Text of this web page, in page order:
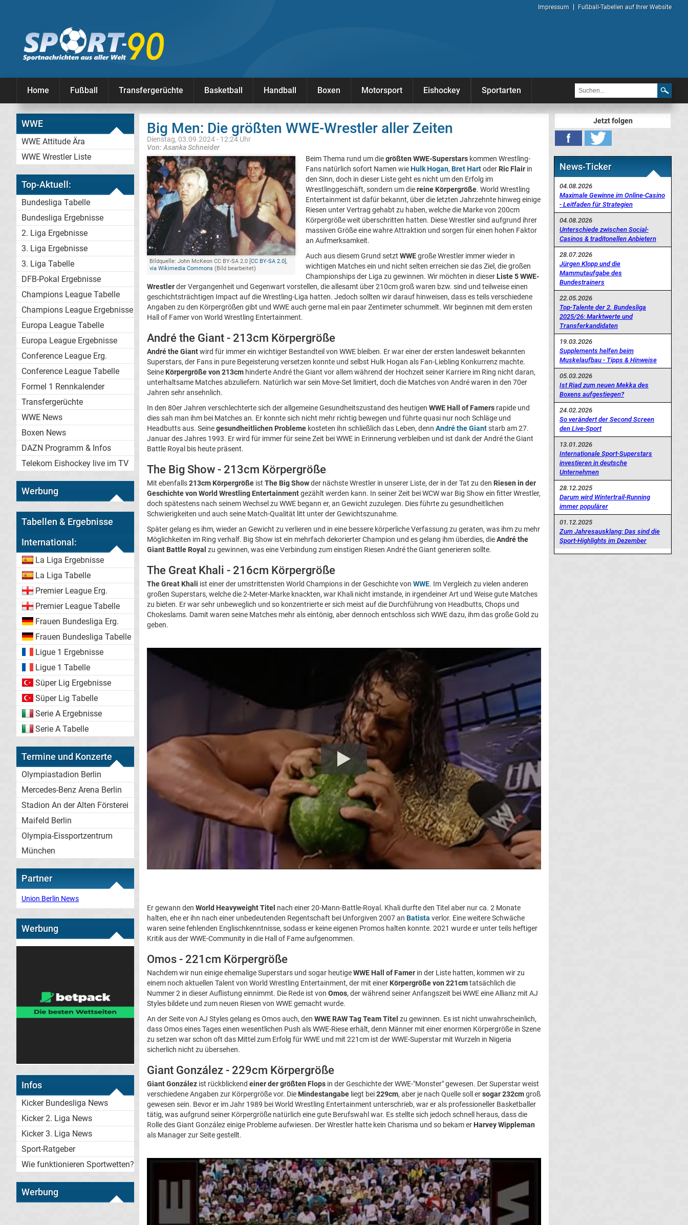
Impressum Fußball-Tabellen auf Ihrer Website
Home Fußball Transfergerüchte Basketball Handball Boxen Motorsport Eishockey Sportarten
WWE
WWE Attitude Ära
WWE Wrestler Liste
Top-Aktuell:
Bundesliga Tabelle
Bundesliga Ergebnisse
2. Liga Ergebnisse
3. Liga Ergebnisse
3. Liga Tabelle
DFB-Pokal Ergebnisse
Champions League Tabelle
Champions League Ergebnisse
Europa League Tabelle
Europa League Ergebnisse
Conference League Erg.
Conference League Tabelle
Formel 1 Rennkalender
Transfergerüchte
WWE News
Boxen News
DAZN Programm & Infos
Telekom Eishockey live im TV
Werbung
Tabellen & Ergebnisse
International:
La Liga Ergebnisse
La Liga Tabelle
Premier League Erg.
Premier League Tabelle
Frauen Bundesliga Erg.
Frauen Bundesliga Tabelle
Ligue 1 Ergebnisse
Ligue 1 Tabelle
Süper Lig Ergebnisse
Süper Lig Tabelle
Serie A Ergebnisse
Serie A Tabelle
Termine und Konzerte
Olympiastadion Berlin
Mercedes-Benz Arena Berlin
Stadion An der Alten Försterei
Maifeld Berlin
Olympia-Eissportzentrum
München
Partner
Union Berlin News
Werbung
Infos
Kicker Bundesliga News
Kicker 2. Liga News
Kicker 3. Liga News
Sport-Ratgeber
Wie funktionieren Sportwetten?
Werbung
Big Men: Die größten WWE-Wrestler aller Zeiten
Dienstag, 03.09.2024 - 12:24 Uhr
Von: Asanka Schneider
Bildquelle: John McKeon CC BY-SA 2.0 [CC BY-SA 2.0],
via Wikimedia Commons (Bild bearbeitet)
Beim Thema rund um diegrößten WWE-Superstars kommen Wrestling-
Fans natürlich sofort Namen wieHulk Hogan, Bret Hartoder Ric Flair in
den Sinn, doch in dieser Liste geht es nicht um den Erfolg im
Wrestlinggeschäft, sondern um diereine Körpergröße. World Wrestling
Entertainment ist dafür bekannt, über die letzten Jahrzehnte hinweg einige
Riesen unter Vertrag gehabt zu haben, welche die Marke von 200cm
Körpergröße weit überschritten hatten. Diese Wrestler sind aufgrund ihrer
massiven Größe eine wahre Attraktion und sorgen für einen hohen Faktor
an Aufmerksamkeit.
Auch aus diesem Grund setzt WWEgroße Wrestler immer wieder in
wichtigen Matches ein und nicht selten erreichen sie das Ziel, die großen
Championships der Liga zu gewinnen. Wir möchten in dieser Liste 5 WWE-
Wrestlerder Vergangenheit und Gegenwart vorstellen, die allesamt über 210cm groß waren bzw. sind und teilweise einen
geschichtsträchtigen Impact auf die Wrestling-Liga hatten. Jedoch sollten wir darauf hinweisen, dass es teils verschiedene
Angaben zu den Körpergrößen gibt und WWE auch gerne mal ein paar Zentimeter schummelt. Wir beginnen mit dem ersten
Hall of Famer von World Wrestling Entertainment.
André the Giant - 213cm Körpergröße
André the Giantwird für immer ein wichtiger Bestandteil von WWE bleiben. Er war einer der ersten landesweit bekannten
Superstars, der Fans in pure Begeisterung versetzen konnte und selbst Hulk Hogan als Fan-Liebling Konkurrenz machte.
Seine Körpergröße von 213cm hinderte André the Giant vor allem während der Hochzeit seiner Karriere im Ring nicht daran,
unterhaltsame Matches abzuliefern. Natürlich war sein Move-Set limitiert, doch die Matches von André waren in den 70er
Jahren sehr ansehnlich.
In den 80er Jahren verschlechterte sich der allgemeine Gesundheitszustand des heutigen WWE Hall of Famers rapide und
dies sah man ihm bei Matches an. Er konnte sich nicht mehr richtig bewegen und führte quasi nur noch Schläge und
Headbutts aus. Seinegesundheitlichen Probleme kosteten ihn schließlich das Leben, denn André the Giantstarb am 27.
Januar des Jahres 1993. Er wird für immer für seine Zeit bei WWE in Erinnerung verbleiben und ist dank der André the Giant
Battle Royal bis heute präsent.
The Big Show - 213cm Körpergröße
Mit ebenfalls213cm Körpergröße ist The Big Showder nächste Wrestler in unserer Liste, der in der Tat zu den Riesen in der
Geschichte von World Wrestling Entertainmentgezählt werden kann. In seiner Zeit bei WCW war Big Show ein fitter Wrestler,
doch spätestens nach seinem Wechsel zu WWE begann er, an Gewicht zuzulegen. Dies führte zu gesundheitlichen
Schwierigkeiten und auch seine Match-Qualität litt unter der Gewichtszunahme.
Später gelang es ihm, wieder an Gewicht zu verlieren und in eine bessere körperliche Verfassung zu geraten, was ihm zu mehr
Möglichkeiten im Ring verhalf. Big Show ist ein mehrfach dekorierter Champion und es gelang ihm überdies, dieAndré the
Giant Battle Royal zu gewinnen, was eine Verbindung zum einstigen Riesen André the Giant generieren sollte.
The Great Khali - 216cm Körpergröße
The Great Khali ist einer der umstrittensten World Champions in der Geschichte von WWE. Im Vergleich zu vielen anderen
großen Superstars, welche die 2-Meter-Marke knackten, war Khali nicht imstande, in irgendeiner Art und Weise gute Matches
zu bieten. Er war sehr unbeweglich und so konzentrierte er sich meist auf die Durchführung von Headbutts, Chops und
Chokeslams. Damit waren seine Matches mehr als eintönig, aber dennoch entschloss sich WWE dazu, ihm das große Gold zu
geben.
Er gewann den World Heavyweight Titel nach einer 20-Mann-Battle-Royal. Khali durfte den Titel aber nur ca. 2 Monate
halten, ehe er ihn nach einer unbedeutenden Regentschaft bei Unforgiven 2007 an Batista verlor. Eine weitere Schwäche
waren seine fehlenden Englischkenntnisse, sodass er keine eigenen Promos halten konnte. 2021 wurde er unter teils heftiger
Kritik aus der WWE-Community in die Hall of Fame aufgenommen.
Omos - 221cm Körpergröße
Nachdem wir nun einige ehemalige Superstars und sogar heutigeWWE Hall of Famer in der Liste hatten, kommen wir zu
einem noch aktuellen Talent von World Wrestling Entertainment, der mit einer Körpergröße von 221cmtatsächlich die
Nummer 2 in dieser Auflistung einnimmt. Die Rede ist von Omos, der während seiner Anfangszeit bei WWE eine Allianz mit AJ
Styles bildete und zum neuen Riesen von WWE gemacht wurde.
An der Seite von AJ Styles gelang es Omos auch, den WWE RAW Tag Team Titel zu gewinnen. Es ist nicht unwahrscheinlich,
dass Omos eines Tages einen wesentlichen Push als WWE-Riese erhält, denn Männer mit einer enormen Körpergröße in Szene
zu setzen war schon oft das Mittel zum Erfolg für WWE und mit 221cm ist der WWE-Superstar mit Wurzeln in Nigeria
sicherlich nicht zu übersehen.
Giant González - 229cm Körpergröße
Giant González ist rückblickend einer der größten Flops in der Geschichte der WWE-"Monster" gewesen. Der Superstar weist
verschiedene Angaben zur Körpergröße vor. Die Mindestangabe liegt bei229cm, aber je nach Quelle soll ersogar 232cmgroß
gewesen sein. Bevor er im Jahr 1989 bei World Wrestling Entertainment unterschrieb, war er als professioneller Basketballer
tätig, was aufgrund seiner Körpergröße natürlich eine gute Berufswahl war. Es stellte sich jedoch schnell heraus, dass die
Rolle des Giant González einige Probleme aufwiesen. Der Wrestler hatte kein Charisma und so bekam er Harvey Wippleman
als Manager zur Seite gestellt.
Jetzt folgen
News-Ticker
04.08.2026
Maximale Gewinne im Online-Casino
- Leitfaden für Strategien
04.08.2026
Unterschiede zwischen Social-
Casinos & traditonellen Anbietern
28.07.2026
Jürgen Klopp und die
Mammutaufgabe des
Bundestrainers
22.05.2026
Top-Talente der 2. Bundesliga
2025/26: Marktwerte und
Transferkandidaten
19.03.2026
Supplements helfen beim
Muskelaufbau - Tipps & Hinweise
05.03.2026
Ist Riad zum neuen Mekka des
Boxens aufgestiegen?
24.02.2026
So verändert der Second Screen
den Live-Sport
13.01.2026
Internationale Sport-Superstars
investieren in deutsche
Unternehmen
28.12.2025
Darum wird Wintertrail-Running
immer populärer
01.12.2025
Zum Jahresausklang: Das sind die
Sport-Highlights im Dezember